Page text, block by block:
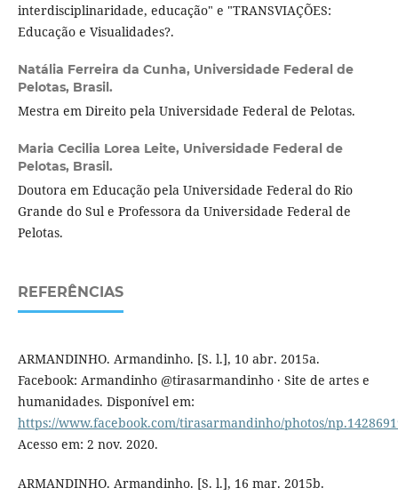
interdisciplinaridade, educação" e "TRANSVIAÇÕES:
Educação e Visualidades?.
Natália Ferreira da Cunha, Universidade Federal de
Pelotas, Brasil.
Mestra em Direito pela Universidade Federal de Pelotas.
Maria Cecilia Lorea Leite, Universidade Federal de
Pelotas, Brasil.
Doutora em Educação pela Universidade Federal do Rio
Grande do Sul e Professora da Universidade Federal de
Pelotas.
REFERÊNCIAS
ARMANDINHO. Armandinho. [S. l.], 10 abr. 2015a.
Facebook: Armandinho @tirasarmandinho · Site de artes e
humanidades. Disponível em:
https://www.facebook.com/tirasarmandinho/photos/
Acesso em: 2 nov. 2020.
ARMANDINHO. Armandinho. [S. l.], 16 mar. 2015b.